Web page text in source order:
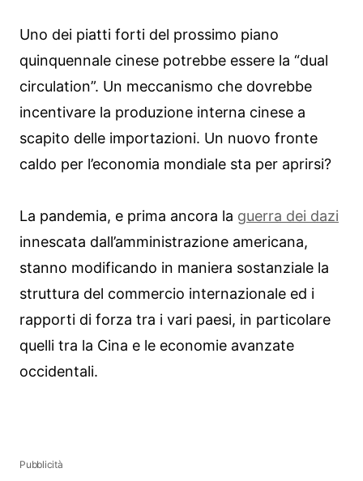
Uno dei piatti forti del prossimo piano
quinquennale cinese potrebbe essere la “dual
circulation”. Un meccanismo che dovrebbe
incentivare la produzione interna cinese a
scapito delle importazioni. Un nuovo fronte
caldo per l’economia mondiale sta per aprirsi?
La pandemia, e prima ancora la guerra dei dazi
innescata dall’amministrazione americana,
stanno modificando in maniera sostanziale la
struttura del commercio internazionale ed i
rapporti di forza tra i vari paesi, in particolare
quelli tra la Cina e le economie avanzate
occidentali.
Pubblicità